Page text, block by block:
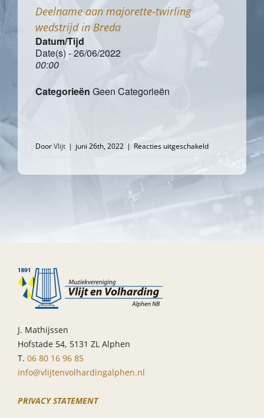
Deelname aan majorette-twirling
wedstrijd in Breda
Datum/Tijd
Date(s) - 26/06/2022
00:00
Categorieën Geen Categorieën
DoorVlijt | juni 26th, 2022 | Reacties uitgeschakeldvoor
Deelname
aan
twirling
J. Mathijssen
Hofstade 54, 5131 ZL Alphen
T. 06 80 16 96 85
info@vlijtenvolhardingalphen.nl
PRIVACY STATEMENT